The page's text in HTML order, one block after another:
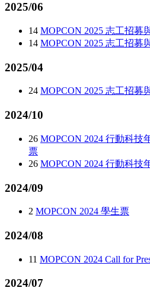
2025/06
14 MOPCON 2025 志工招募
14 MOPCON 2025 志工招募
2025/04
24 MOPCON 2025 志工招募
2024/10
26 MOPCON 2024 行動科技
票
26 MOPCON 2024 行動科技
2024/09
2 MOPCON 2024 學生票
2024/08
11 MOPCON 2024 Call for
2024/07